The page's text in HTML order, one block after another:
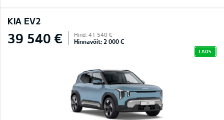
KIA EV2
39 540 € Hind: 41 540 €
Hinnavõit: 2 000 €
LAOS